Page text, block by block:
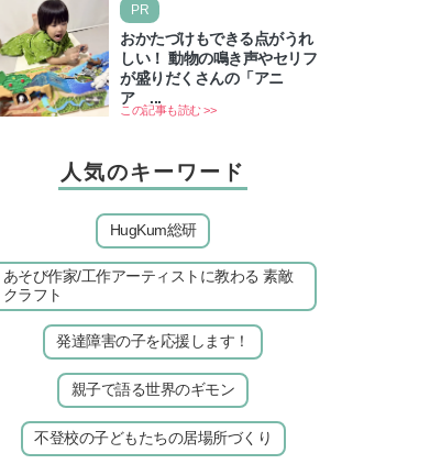
PR
おかたづけもできる点がうれ
しい！ 動物の鳴き声やセリフ
が盛りだくさんの「アニ
ア ...
この記事も読む >>
人気のキーワード
HugKum総研
あそび作家/工作アーティストに教わる 素敵
クラフト
発達障害の子を応援します！
親子で語る世界のギモン
不登校の子どもたちの居場所づくり